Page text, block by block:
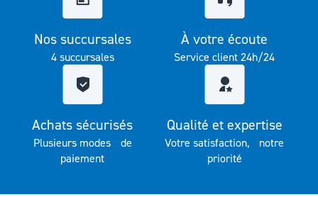
Nos succursales
4 succursales
À votre écoute
Service client 24h/24
Achats sécurisés
Plusieurs modes de
paiement
Qualité et expertise
Votre satisfaction, notre
priorité